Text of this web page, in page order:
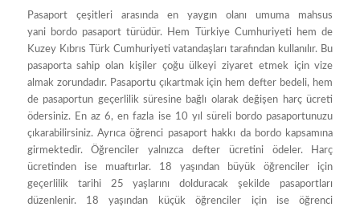
Pasaport çeşitleri arasında en yaygın olanı umuma mahsus
yani bordo pasaport türüdür. Hem Türkiye Cumhuriyeti hem de
Kuzey Kıbrıs Türk Cumhuriyeti vatandaşları tarafından kullanılır. Bu
pasaporta sahip olan kişiler çoğu ülkeyi ziyaret etmek için vize
almak zorundadır. Pasaportu çıkartmak için hem defter bedeli, hem
de pasaportun geçerlilik süresine bağlı olarak değişen harç ücreti
ödersiniz. En az 6, en fazla ise 10 yıl süreli bordo pasaportunuzu
çıkarabilirsiniz. Ayrıca öğrenci pasaport hakkı da bordo kapsamına
girmektedir. Öğrenciler yalnızca defter ücretini ödeler. Harç
ücretinden ise muaftırlar. 18 yaşından büyük öğrenciler için
geçerlilik tarihi 25 yaşlarını dolduracak şekilde pasaportları
düzenlenir. 18 yaşından küçük öğrenciler için ise öğrenci